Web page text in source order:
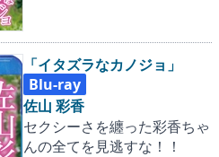
「イタズラなカノジョ」
Blu-ray
佐山 彩香
セクシーさを纏った彩香ちゃ
んの全てを見逃すな！！